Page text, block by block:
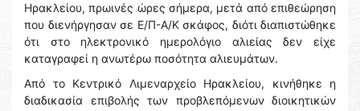
Ηρακλείου, πρωινές ώρες σήμερα, μετά από επιθεώρηση
που διενήργησαν σε Ε/Π-Α/Κ σκάφος, διότι διαπιστώθηκε
ότι στο ηλεκτρονικό ημερολόγιο αλιείας δεν είχε
καταγραφεί η ανωτέρω ποσότητα αλιευμάτων.
Από το Κεντρικό Λιμεναρχείο Ηρακλείου, κινήθηκε η
διαδικασία επιβολής των προβλεπόμενων διοικητικών